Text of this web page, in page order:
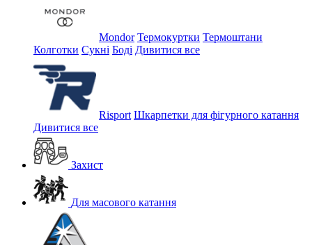
Mondor Термокуртки Термоштани
Колготки Сукні Боді Дивитися все
Risport Шкарпетки для фігурного катання
Дивитися все
Захист
Для масового катання